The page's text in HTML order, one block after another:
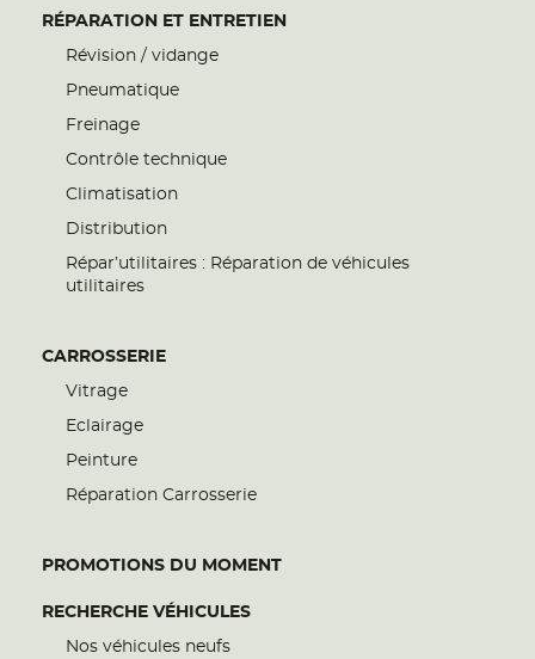
RÉPARATION ET ENTRETIEN
Révision / vidange
Pneumatique
Freinage
Contrôle technique
Climatisation
Distribution
Répar’utilitaires : Réparation de véhicules
utilitaires
CARROSSERIE
Vitrage
Eclairage
Peinture
Réparation Carrosserie
PROMOTIONS DU MOMENT
RECHERCHE VÉHICULES
Nos véhicules neufs